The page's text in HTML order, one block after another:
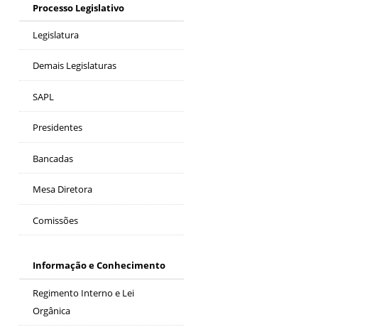
Processo Legislativo
Legislatura
Demais Legislaturas
SAPL
Presidentes
Bancadas
Mesa Diretora
Comissões
Informação e Conhecimento
Regimento Interno e Lei
Orgânica